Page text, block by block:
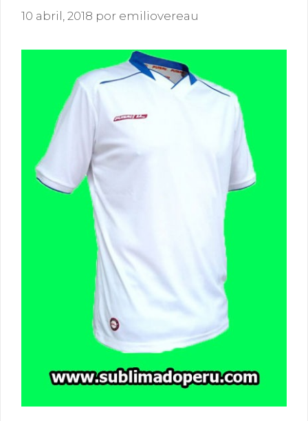
10 abril, 2018 por emiliovereau